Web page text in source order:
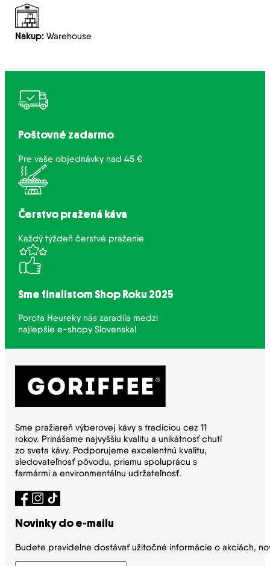
Nákup:Warehouse
Poštovné zadarmo
Pre vaše objednávky nad 45 €
Čerstvo pražená káva
Každý týždeň čerstvé praženie
Sme finalistom Shop Roku 2025
Porota Heureky nás zaradila medzi
najlepšie e-shopy Slovenska!
Sme pražiareň výberovej kávy s tradíciou cez 11
rokov. Prinášame najvyššiu kvalitu a unikátnosť chutí
zo sveta kávy. Podporujeme excelentnú kvalitu,
sledovateľnosť pôvodu, priamu spoluprácu s
farmármi a environmentálnu udržateľnosť.
Novinky do e-mailu
Budete pravidelne dostávať užitočné informácie o akciách,